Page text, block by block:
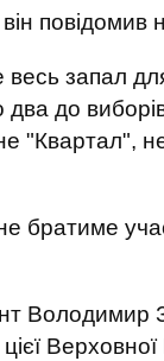
повідомив
запал
до
"Квартал",
братиме
Володимир